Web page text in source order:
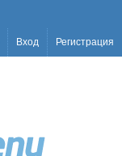
Вход Регистрация